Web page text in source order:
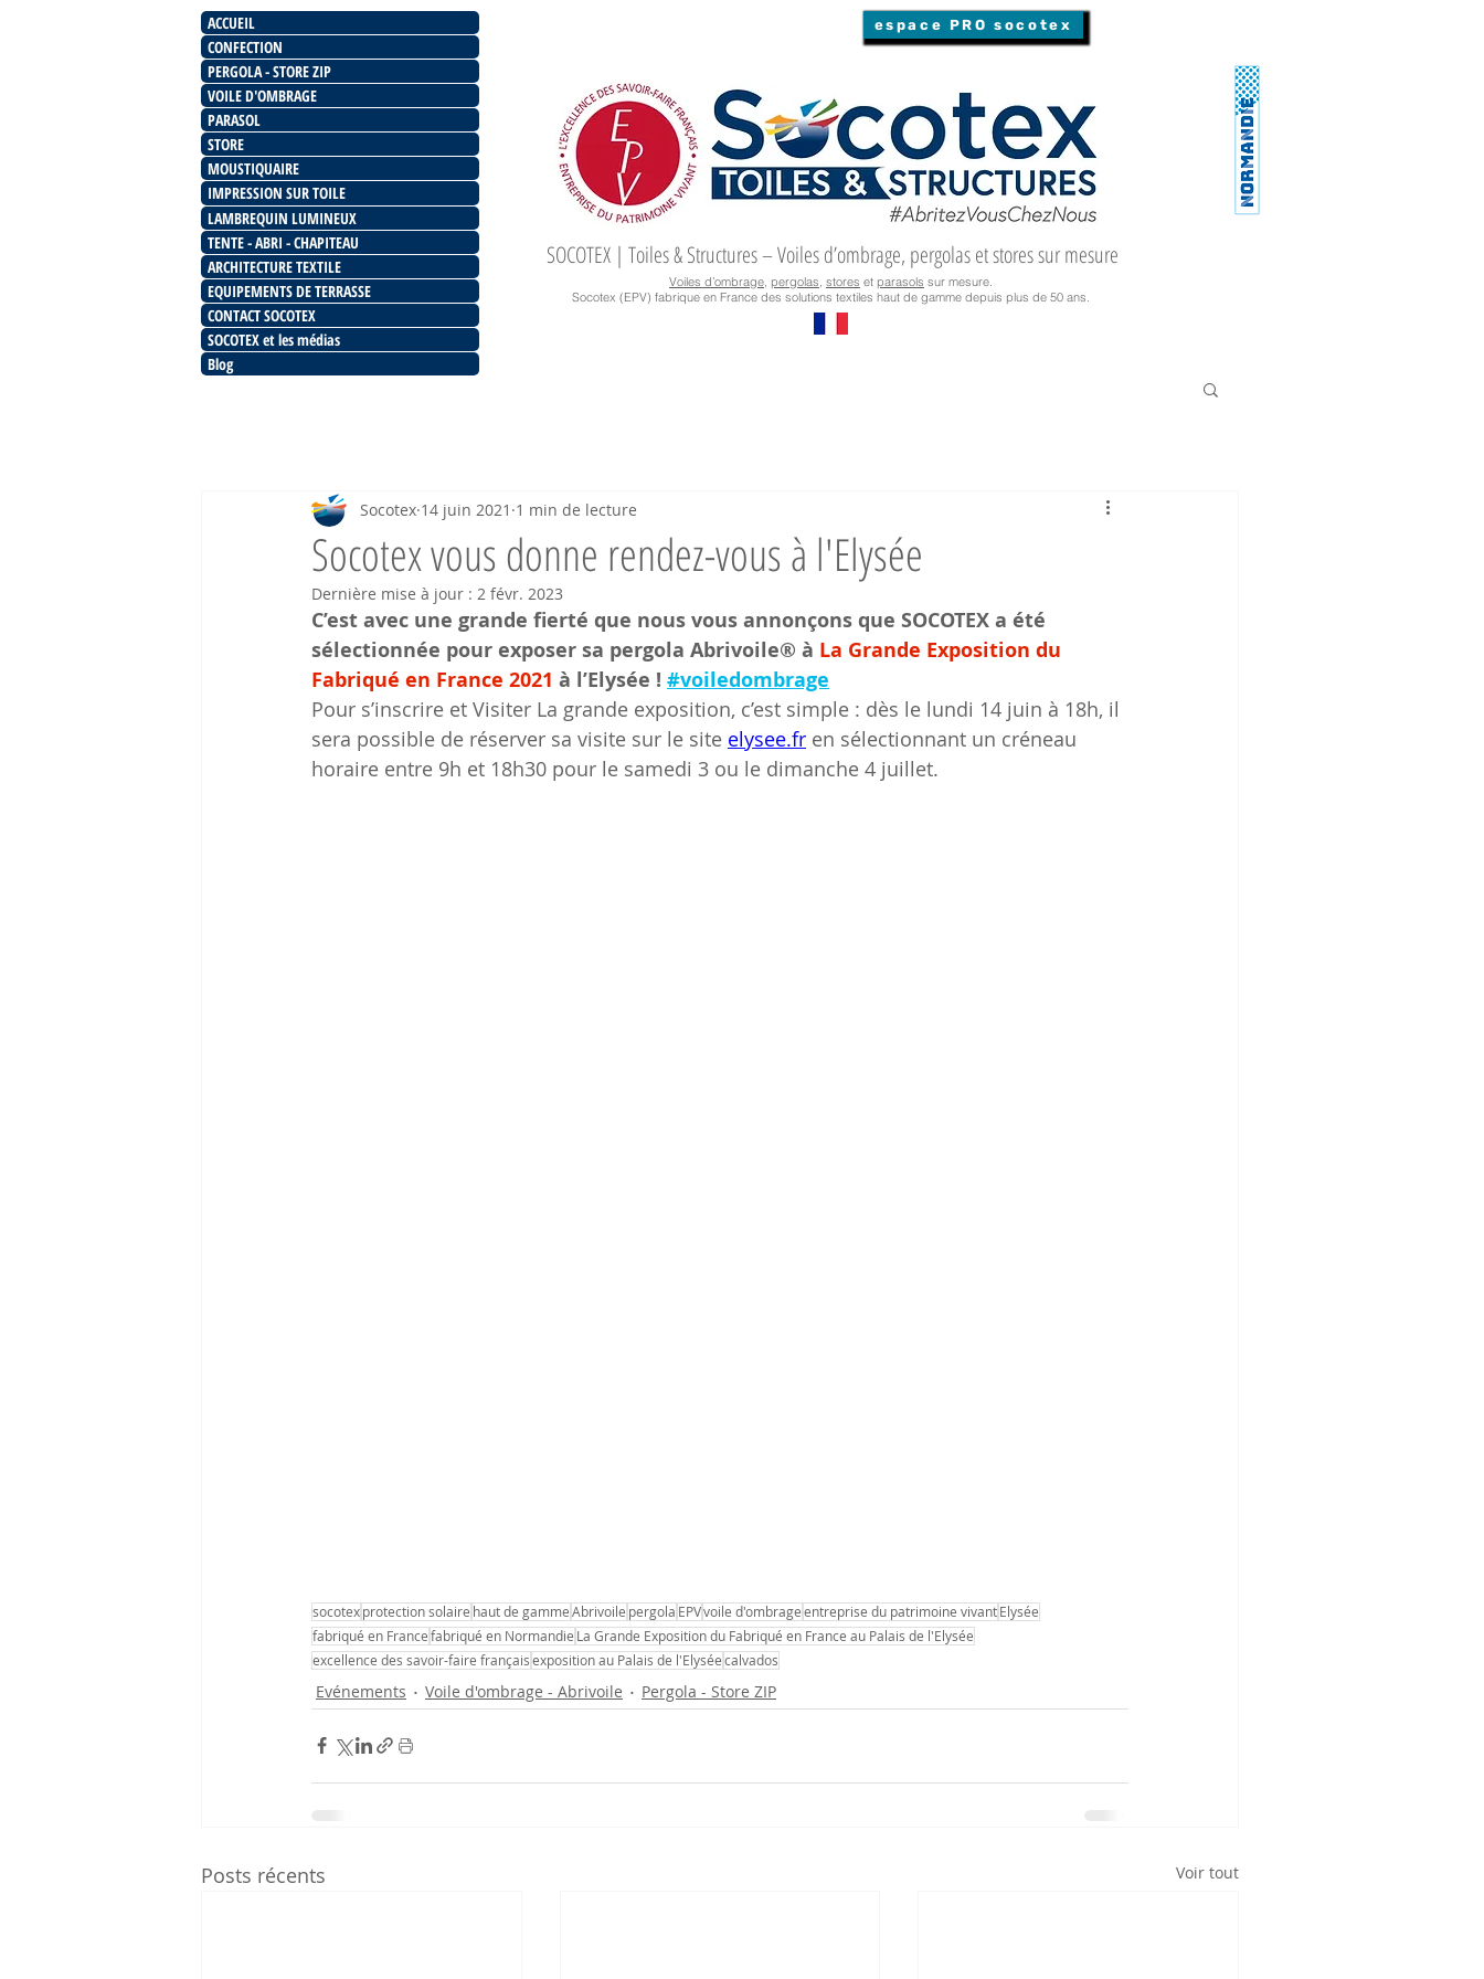
ACCUEIL
CONFECTION
PERGOLA - STORE ZIP
VOILE D'OMBRAGE
PARASOL
STORE
MOUSTIQUAIRE
IMPRESSION SUR TOILE
LAMBREQUIN LUMINEUX
TENTE - ABRI - CHAPITEAU
ARCHITECTURE TEXTILE
EQUIPEMENTS DE TERRASSE
CONTACT SOCOTEX
SOCOTEX et les médias
Blog
espace PRO socotex
SOCOTEX | Toiles & Structures – Voiles d’ombrage, pergolas et stores sur mesure
Voiles d’ombrage, pergolas, stores et parasols sur mesure.
Socotex (EPV) fabrique en France des solutions textiles haut de gamme depuis plus de 50 ans.
Socotex vous donne rendez-vous à l'Elysée
Socotex 14 juin 2021 1 min de lecture
Dernière mise à jour : 2 févr. 2023
C’est avec une grande fierté que nous vous annonçons que SOCOTEX a été
sélectionnée pour exposer sa pergola Abrivoile® à La Grande Exposition du
Fabriqué en France 2021 à l’Elysée ! #voiledombrage
Pour s’inscrire et Visiter La grande exposition, c’est simple : dès le lundi 14 juin à 18h, il
sera possible de réserver sa visite sur le site elysee.fr en sélectionnant un créneau
horaire entre 9h et 18h30 pour le samedi 3 ou le dimanche 4 juillet.
socotexprotection solaire haut de gammeAbrivoile pergola EPVvoile d'ombrageentreprise du patrimoine vivantElysée
fabriqué en Francefabriqué en Normandie La Grande Exposition du Fabriqué en France au Palais de l'Elysée
excellence des savoir-faire françaisexposition au Palais de l'Elyséecalvados
Evénements Voile d'ombrage - Abrivoile Pergola - Store ZIP
Posts récents Voir tout